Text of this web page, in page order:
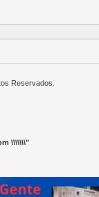
Reservados.
\\\\\\\"